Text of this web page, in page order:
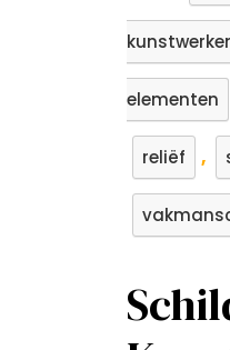
elementen
reliëf ,